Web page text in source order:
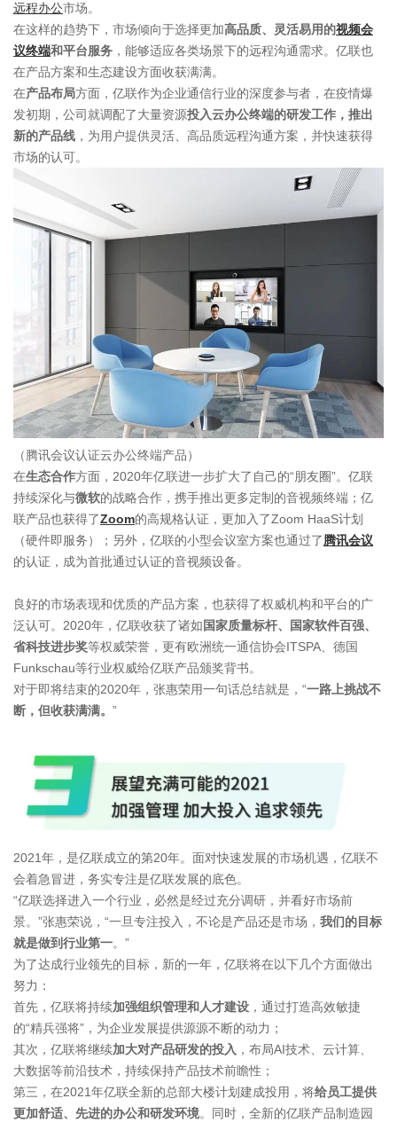
远程办公市场。
在这样的趋势下，市场倾向于选择更加高品质、灵活易用的视频会
议终端和平台服务 ，能够适应各类场景下的远程沟通需求。亿联也
在产品方案和生态建设方面收获满满。
在产品布局方面，亿联作为企业通信行业的深度参与者，在疫情爆
发初期，公司就调配了大量资源投入云办公终端的研发工作，推出
新的产品线 ，为用户提供灵活、高品质远程沟通方案，并快速获得
市场的认可。
（腾讯会议认证云办公终端产品）
在生态合作方面，2020年亿联进一步扩大了自己的“朋友圈”。亿联
持续深化与微软的战略合作，携手推出更多定制的音视频终端；亿
联产品也获得了Zoom的高规格认证，更加入了Zoom HaaS计划
（硬件即服务）；另外，亿联的小型会议室方案也通过了腾讯会议
的认证，成为首批通过认证的音视频设备。
良好的市场表现和优质的产品方案，也获得了权威机构和平台的广
泛认可。2020年，亿联收获了诸如国家质量标杆、国家软件百强、
省科技进步奖等权威荣誉，更有欧洲统一通信协会ITSPA、德国
Funkschau等行业权威给亿联产品颁奖背书。
对于即将结束的2020年，张惠荣用一句话总结就是，“一路上挑战不
断，但收获满满。 ”
2021年，是亿联成立的第20年。面对快速发展的市场机遇，亿联不
会着急冒进，务实专注是亿联发展的底色。
“亿联选择进入一个行业，必然是经过充分调研，并看好市场前
景。”张惠荣说，“一旦专注投入，不论是产品还是市场， 我们的目标
就是做到行业第一。”
为了达成行业领先的目标，新的一年，亿联将在以下几个方面做出
努力：
首先，亿联将持续加强组织管理和人才建设 ，通过打造高效敏捷
的“精兵强将”，为企业发展提供源源不断的动力；
其次，亿联将继续加大对产品研发的投入 ，布局AI技术、云计算、
大数据等前沿技术，持续保持产品技术前瞻性；
第三，在2021年亿联全新的总部大楼计划建成投用，将给员工提供
更加舒适、先进的办公和研发环境。同时，全新的亿联产品制造园